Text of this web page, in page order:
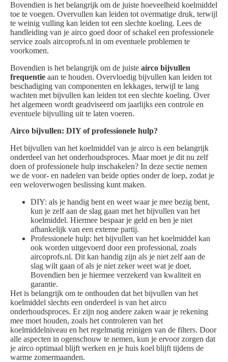
Bovendien is het belangrijk om de juiste hoeveelheid koelmiddel
toe te voegen. Overvullen kan leiden tot overmatige druk, terwijl
te weinig vulling kan leiden tot een slechte koeling. Lees de
handleiding van je airco goed door of schakel een professionele
service zoals aircoprofs.nl in om eventuele problemen te
voorkomen.
Bovendien is het belangrijk om de juiste airco bijvullen
frequentie aan te houden. Overvloedig bijvullen kan leiden tot
beschadiging van componenten en lekkages, terwijl te lang
wachten met bijvullen kan leiden tot een slechte koeling. Over
het algemeen wordt geadviseerd om jaarlijks een controle en
eventuele bijvulling uit te laten voeren.
Airco bijvullen: DIY of professionele hulp?
Het bijvullen van het koelmiddel van je airco is een belangrijk
onderdeel van het onderhoudsproces. Maar moet je dit nu zelf
doen of professionele hulp inschakelen? In deze sectie nemen
we de voor- en nadelen van beide opties onder de loep, zodat je
een weloverwogen beslissing kunt maken.
DIY: als je handig bent en weet waar je mee bezig bent,
kun je zelf aan de slag gaan met het bijvullen van het
koelmiddel. Hiermee bespaar je geld en ben je niet
afhankelijk van een externe partij.
Professionele hulp: het bijvullen van het koelmiddel kan
ook worden uitgevoerd door een professional, zoals
aircoprofs.nl. Dit kan handig zijn als je niet zelf aan de
slag wilt gaan of als je niet zeker weet wat je doet.
Bovendien ben je hiermee verzekerd van kwaliteit en
garantie.
Het is belangrijk om te onthouden dat het bijvullen van het
koelmiddel slechts een onderdeel is van het airco
onderhoudsproces. Er zijn nog andere zaken waar je rekening
mee moet houden, zoals het controleren van het
koelmiddelniveau en het regelmatig reinigen van de filters. Door
alle aspecten in ogenschouw te nemen, kun je ervoor zorgen dat
je airco optimaal blijft werken en je huis koel blijft tijdens de
warme zomermaanden.